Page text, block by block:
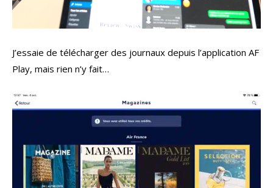
J’essaie de télécharger des journaux depuis l’application AF
Play, mais rien n’y fait…